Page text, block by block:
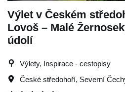
Výlet v Českém
Lovoš – Malé
údolí
Výlety, Inspirace - cestopisy
České středohoří, Severní